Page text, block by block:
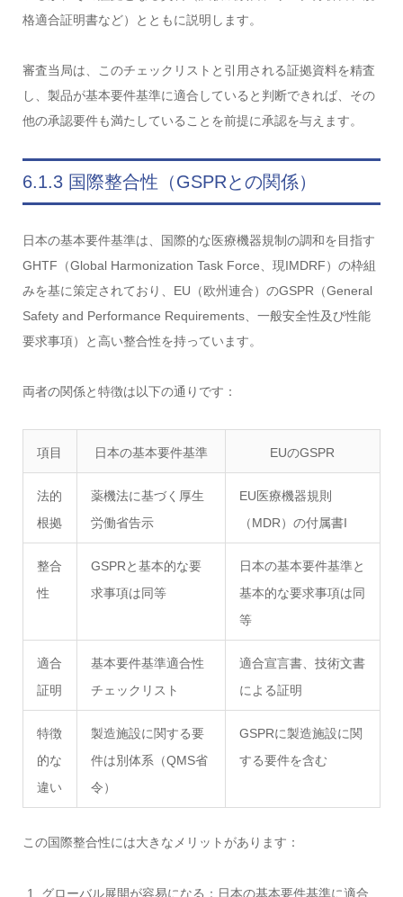
格適合証明書など）とともに説明します。
審査当局は、このチェックリストと引用される証拠資料を精査
し、製品が基本要件基準に適合していると判断できれば、その
他の承認要件も満たしていることを前提に承認を与えます。
6.1.3 国際整合性（GSPRとの関係）
日本の基本要件基準は、国際的な医療機器規制の調和を目指す
GHTF（Global Harmonization Task Force、現IMDRF）の枠組
みを基に策定されており、EU（欧州連合）のGSPR（General
Safety and Performance Requirements、一般安全性及び性能
要求事項）と高い整合性を持っています。
両者の関係と特徴は以下の通りです：
項目 日本の基本要件基準 EUのGSPR
法的
根拠
薬機法に基づく厚生
労働省告示
EU医療機器規則
（MDR）の付属書I
整合
性
GSPRと基本的な要
求事項は同等
日本の基本要件基準と
基本的な要求事項は同
等
適合
証明
基本要件基準適合性
チェックリスト
適合宣言書、技術文書
による証明
特徴
的な
違い
製造施設に関する要
件は別体系（QMS省
令）
GSPRに製造施設に関
する要件を含む
この国際整合性には大きなメリットがあります：
グローバル展開が容易になる：日本の基本要件基準に適合